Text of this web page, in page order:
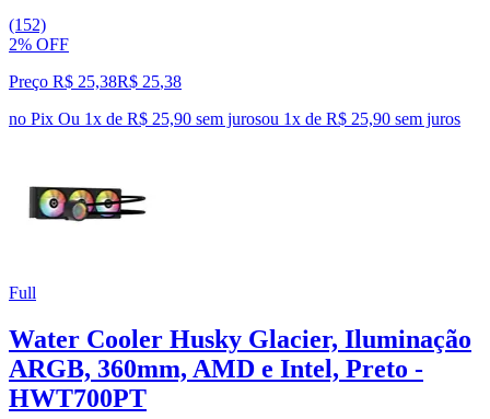
(152)
2% OFF
Preço R$ 25,38R$ 25,38
no Pix Ou 1x de R$ 25,90 sem jurosou 1x de R$ 25,90 sem juros
Full
Water Cooler Husky Glacier, Iluminação
ARGB, 360mm, AMD e Intel, Preto -
HWT700PT